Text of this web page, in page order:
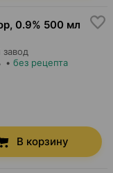
, 0.9% 500 мл
• без рецепта
В корзину